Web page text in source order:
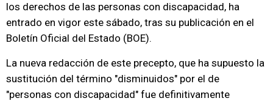
los derechos de las personas con discapacidad, ha
entrado en vigor este sábado, tras su publicación en el
Boletín Oficial del Estado (BOE).
La nueva redacción de este precepto, que ha supuesto la
sustitución del término "disminuidos" por el de
"personas con discapacidad" fue definitivamente